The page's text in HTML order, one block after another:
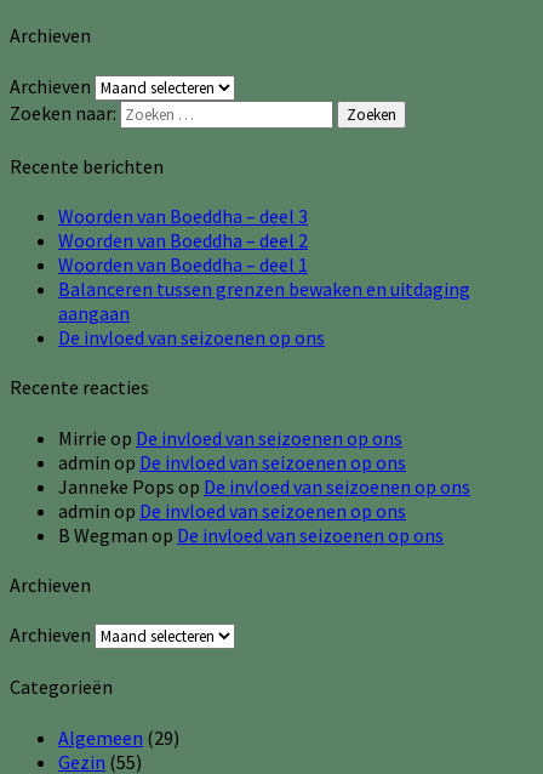
Archieven
Archieven
Zoeken naar:
Zoeken
Recente berichten
Woorden van Boeddha – deel 3
Woorden van Boeddha – deel 2
Woorden van Boeddha – deel 1
Balanceren tussen grenzen bewaken en uitdaging
aangaan
De invloed van seizoenen op ons
Recente reacties
Mirrie op De invloed van seizoenen op ons
admin op De invloed van seizoenen op ons
Janneke Pops op De invloed van seizoenen op ons
admin op De invloed van seizoenen op ons
B Wegman op De invloed van seizoenen op ons
Archieven
Archieven
Categorieën
Algemeen (29)
Gezin (55)